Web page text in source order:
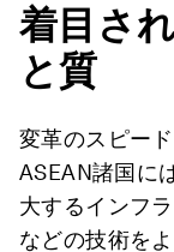
着目さ
と質
変革のスピー
ASEAN諸国に
大するインフ
などの技術を